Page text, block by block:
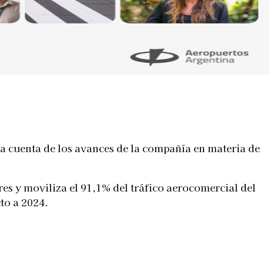
de los avances de la compañía en materia de
y moviliza el 91,1% del tráfico aerocomercial del
a 2024.